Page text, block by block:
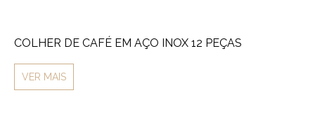
COLHER DE CAFÉ EM AÇO INOX 12 PEÇAS
VER MAIS